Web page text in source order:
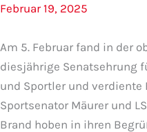
Februar 19, 2025
Am 5. Februar fand in der
diesjährige Senatsehrung
und Sportler und
Sportsenator Mäurer und
Brand hoben in ihren